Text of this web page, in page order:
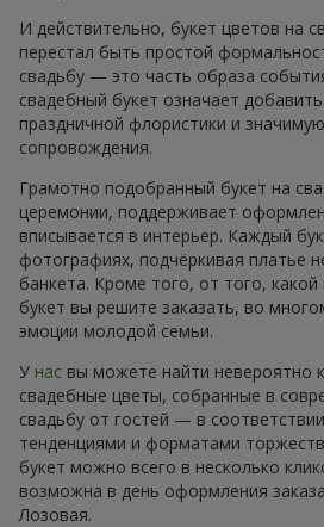
И действительно, букет цветов на
перестал быть простой
свадьбу — это часть образа
свадебный букет означает
праздничной флористики и
сопровождения.
Грамотно подобранный букет на
церемонии, поддерживает
вписывается в интерьер. Каждый
фотографиях, подчёркивая платье
банкета. Кроме того, от того,
букет вы решите заказать, во
эмоции молодой семьи.
У нас вы можете найти невероятно
свадебные цветы, собранные в
свадьбу от гостей — в
тенденциями и форматами
букет можно всего в несколько
возможна в день оформления заказа
Лозовая.